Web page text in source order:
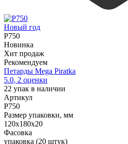
Новый год
P750
Новинка
Хит продаж
Рекомендуем
Петарды Mega Piratka
5.0, 2 оценки
22 упак в наличии
Артикул
P750
Размер упаковки, мм
120х180х20
Фасовка
упаковка (20 штук)